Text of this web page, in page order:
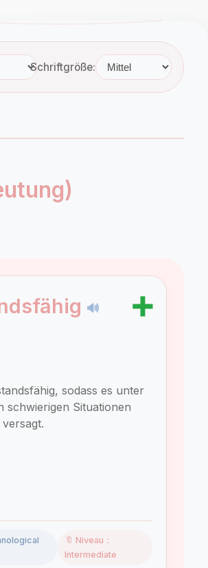
Schriftgröße:
🔊 ➕
sodass es unter
schwierigen Situationen
🔖 Niveau：
Intermediate